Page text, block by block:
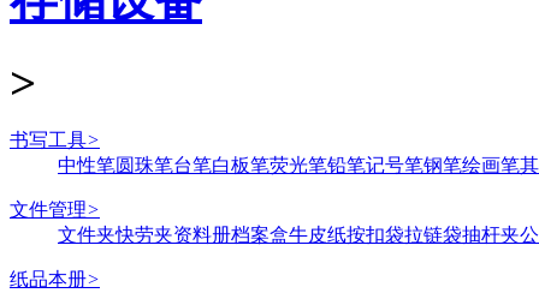
>
书写工具>
中性笔圆珠笔台笔白板笔荧光笔铅笔记号笔钢笔绘画笔
文件管理>
文件夹快劳夹资料册档案盒牛皮纸按扣袋拉链袋抽杆夹
纸品本册>